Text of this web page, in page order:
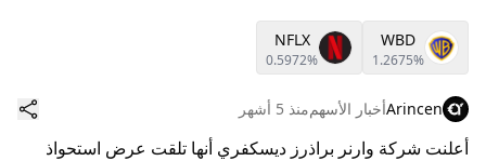
WBD
1.2675%
NFLX
0.5972%
Arincenأخبار الأسهممنذ 5 أشهر
أعلنت شركة وارنر براذرز ديسكفري أنها تلقت عرض استحواذ